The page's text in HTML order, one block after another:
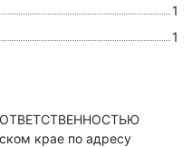
1
1
крае по адресу